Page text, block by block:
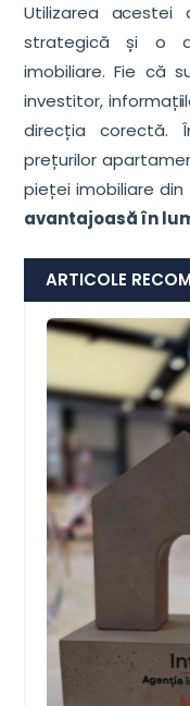
Utilizarea acestei
strategică și o
imobiliare. Fie că
investitor,
direcția corectă.
prețurilor
pieței imobiliare din
avantajoasă în
ARTICOLE